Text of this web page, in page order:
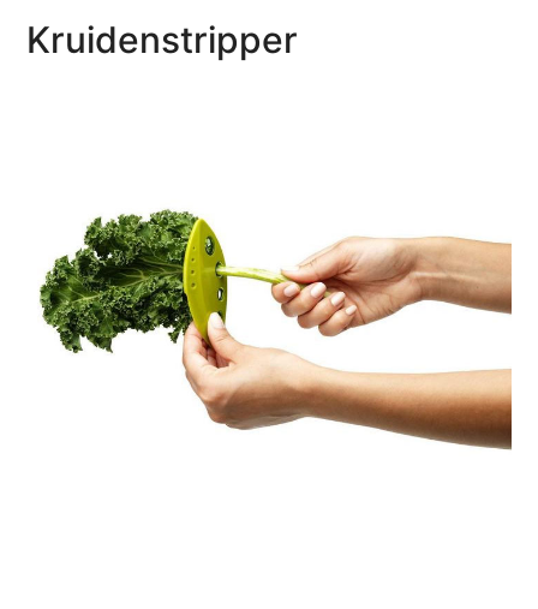
Kruidenstripper